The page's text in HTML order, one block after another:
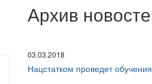
Архив
03.03.2018
Нацстатком проведет обучения